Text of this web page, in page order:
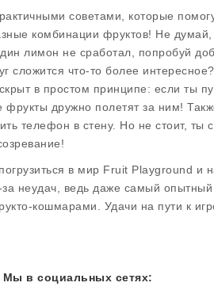
советами, которые
комбинации фруктов! Не
лимон не сработал, попробуй
сложится что-то более
в простом принципе: если ты
дружно полетят за ним!
телефон в стену. Но не стоит,
в мир Fruit Playground и
неудач, ведь даже самый опытный
кошмарами. Удачи на пути к
Мы в социальных сетях: